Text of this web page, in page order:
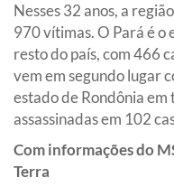
Nesses 32 anos, a
970 vítimas. O Pará é o
resto do país, com 466
vem em segundo lugar
estado de Rondônia
assassinadas em 102
Com informações do
Terra